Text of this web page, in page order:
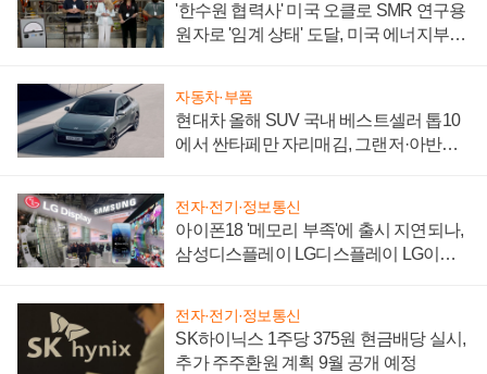
'한수원 협력사' 미국 오클로 SMR 연구용
원자로 '임계 상태' 도달, 미국 에너지부
자동차·부품
현대차 올해 SUV 국내 베스트셀러 톱10
에서 싼타페만 자리매김, 그랜저·아반떼
전자·전기·정보통신
아이폰18 '메모리 부족'에 출시 지연되나,
삼성디스플레이 LG디스플레이 LG이노
전자·전기·정보통신
SK하이닉스 1주당 375원 현금배당 실시,
추가 주주환원 계획 9월 공개 예정